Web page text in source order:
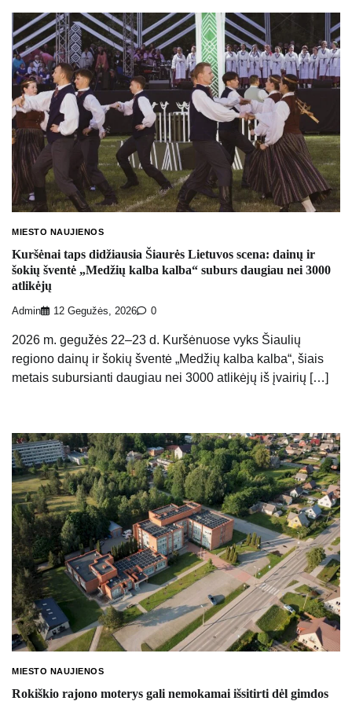
MIESTO NAUJIENOS
Kuršėnai taps didžiausia Šiaurės Lietuvos scena: dainų ir
šokių šventė „Medžių kalba kalba“ suburs daugiau nei 3000
atlikėjų
Admin 12 Gegužės, 2026 0
2026 m. gegužės 22–23 d. Kuršėnuose vyks Šiaulių
regiono dainų ir šokių šventė „Medžių kalba kalba“, šiais
metais subursianti daugiau nei 3000 atlikėjų iš įvairių […]
MIESTO NAUJIENOS
Rokiškio rajono moterys gali nemokamai išsitirti dėl gimdos